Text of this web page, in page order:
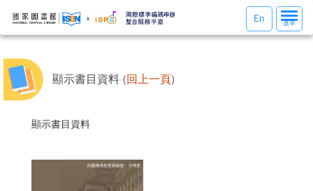
選
單
選單
En
顯示書目資料 (回上一頁)
顯示書目資料